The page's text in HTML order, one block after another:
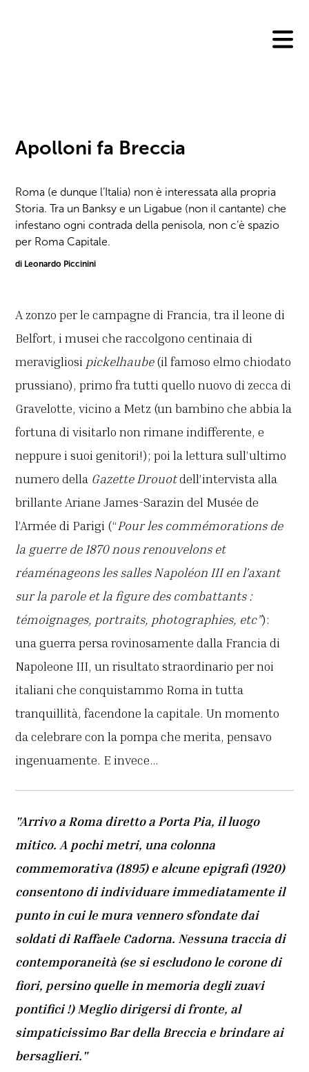
Apolloni fa Breccia
Roma (e dunque l’Italia) non è interessata alla propria
Storia. Tra un Banksy e un Ligabue (non il cantante) che
infestano ogni contrada della penisola, non c’è spazio
per Roma Capitale.
di Leonardo Piccinini
A zonzo per le campagne di Francia, tra il leone di
Belfort, i musei che raccolgono centinaia di
meravigliosi pickelhaube(il famoso elmo chiodato
prussiano), primo fra tutti quello nuovo di zecca di
Gravelotte, vicino a Metz (un bambino che abbia la
fortuna di visitarlo non rimane indifferente, e
neppure i suoi genitori!); poi la lettura sull’ultimo
numero della Gazette Drouotdell’intervista alla
brillante Ariane James-Sarazin del Musée de
l’Armée di Parigi (“Pour les commémorations de
la guerre de 1870 nous renouvelons et
réaménageons les salles Napoléon III en l’axant
sur la parole et la figure des combattants :
témoignages, portraits, photographies, etc”):
una guerra persa rovinosamente dalla Francia di
Napoleone III, un risultato straordinario per noi
italiani che conquistammo Roma in tutta
tranquillità, facendone la capitale. Un momento
da celebrare con la pompa che merita, pensavo
ingenuamente. E invece…
"Arrivo a Roma diretto a Porta Pia, il luogo
mitico. A pochi metri, una colonna
commemorativa (1895) e alcune epigrafi (1920)
consentono di individuare immediatamente il
punto in cui le mura vennero sfondate dai
soldati di Raffaele Cadorna. Nessuna traccia di
contemporaneità (se si escludono le corone di
fiori, persino quelle in memoria degli zuavi
pontifici !) Meglio dirigersi di fronte, al
simpaticissimo Bar della Breccia e brindare ai
bersaglieri."